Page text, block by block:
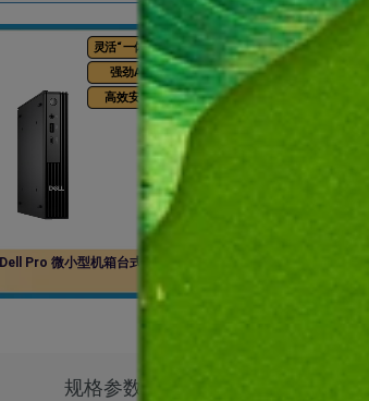
Dell Pro 微小型机箱台式机
灵活“一体化”
强劲AI
高效安静
Dell
规格参数